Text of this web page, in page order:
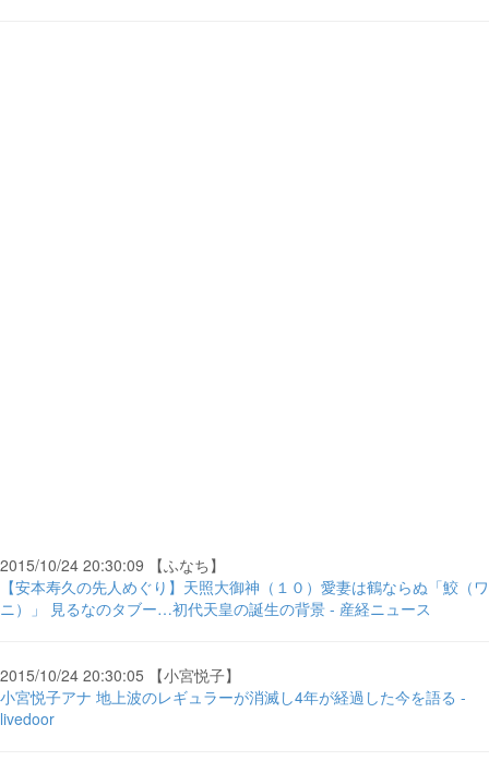
2015/10/24 20:30:09 【ふなち】
【安本寿久の先人めぐり】天照大御神（１０）愛妻は鶴ならぬ「鮫（ワ
ニ）」 見るなのタブー…初代天皇の誕生の背景 - 産経ニュース
2015/10/24 20:30:05 【小宮悦子】
小宮悦子アナ 地上波のレギュラーが消滅し4年が経過した今を語る -
livedoor